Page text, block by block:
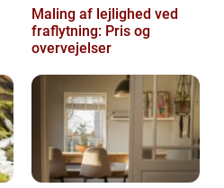
Maling af lejlighed ved
fraflytning: Pris og
overvejelser